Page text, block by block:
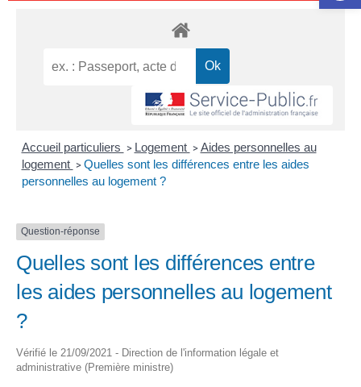
Accueil particuliers > Logement > Aides personnelles au
logement > Quelles sont les différences entre les aides
personnelles au logement ?
Question-réponse
Quelles sont les différences entre
les aides personnelles au logement
?
Vérifié le 21/09/2021 - Direction de l'information légale et
administrative (Première ministre)